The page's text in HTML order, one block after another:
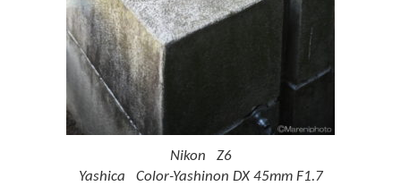
Nikon Z6
Yashica Color-Yashinon DX 45mm F1.7